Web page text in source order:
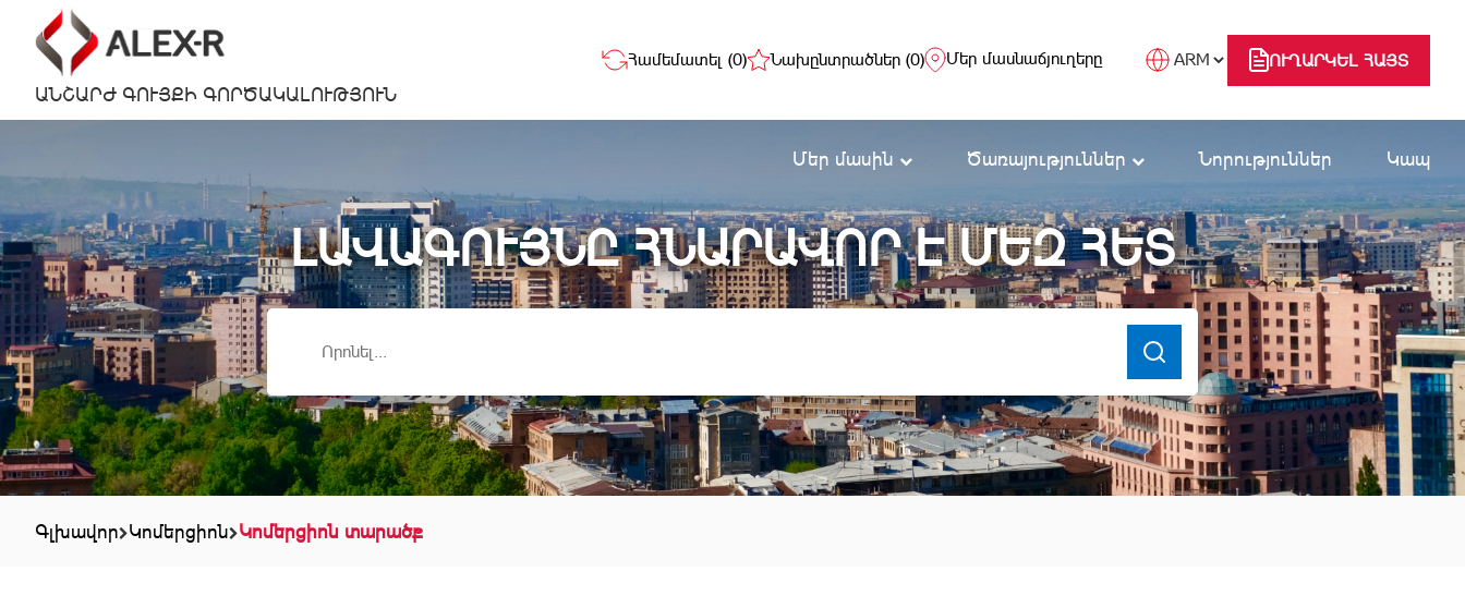
ԱՆՇԱՐԺ ԳՈՒՅՔԻ ԳՈՐԾԱԿԱԼՈՒԹՅՈՒՆ
Համեմատել (0) Նախընտրածներ (0) Մեր մասնաճյուղերը ՈՒՂԱՐԿԵԼ ՀԱՅՏ
Մեր մասին Ծառայություններ Նորություններ Կապ
ԼԱՎԱԳՈՒՅՆԸ ՀՆԱՐԱՎՈՐ Է ՄԵԶ ՀԵՏ
Գլխավոր Կոմերցիոն Կոմերցիոն տարածք